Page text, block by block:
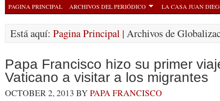
PAGINA PRINCIPAL ARCHIVOS DEL PERIÓDICO LA CASA JUAN
Está aquí: Pagina Principal | Archivos de
Papa Francisco hizo su primer
Vaticano a visitar a los migrantes
OCTOBER 2, 2013 BYPAPA FRANCISCO